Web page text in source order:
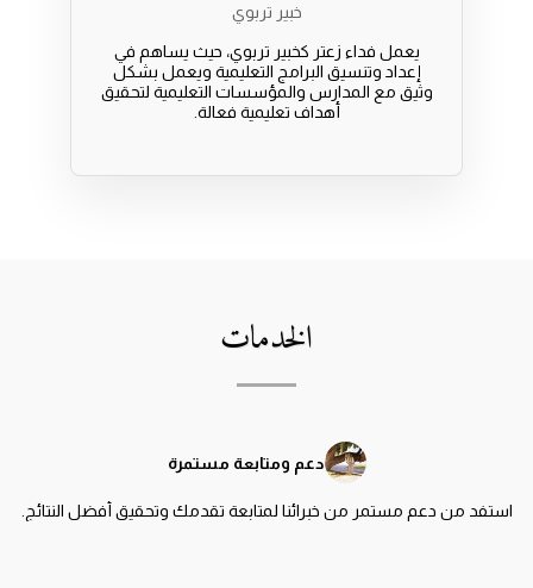
خبير تربوي
يعمل فداء زعتر كخبير تربوي، حيث يساهم في
إعداد وتنسيق البرامج التعليمية ويعمل بشكل
وثيق مع المدارس والمؤسسات التعليمية لتحقيق
أهداف تعليمية فعالة.
الخدمات
دعم ومتابعة مستمرة
استفد من دعم مستمر من خبرائنا لمتابعة تقدمك وتحقيق أفضل النتائج.